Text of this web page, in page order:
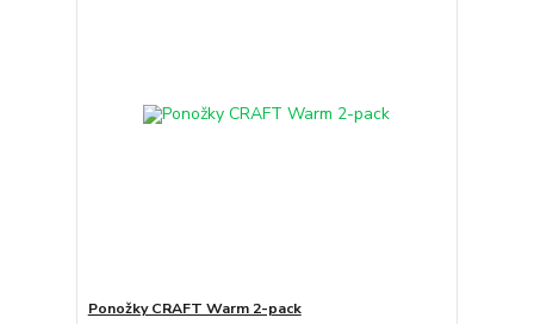
Ponožky CRAFT Warm 2-pack